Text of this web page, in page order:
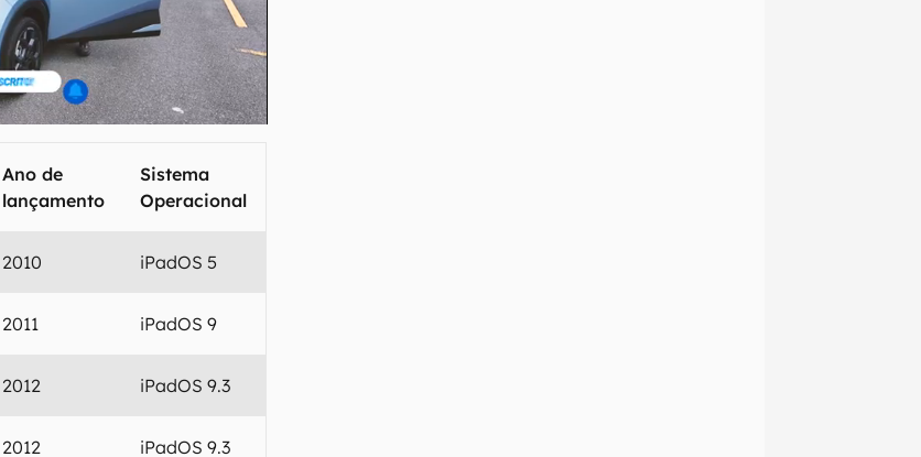
Ano de
lançamento
Sistema
Operacional
2010 iPadOS 5
2011 iPadOS 9
2012 iPadOS 9.3
2012 iPadOS 9.3